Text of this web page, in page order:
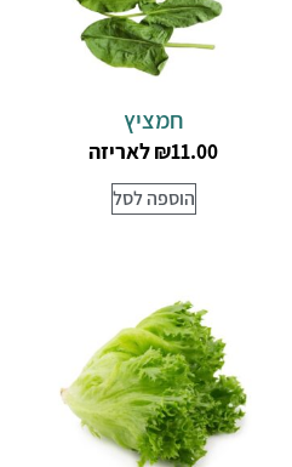
חמציץ
₪11.00 לאריזה
הוספה לסל